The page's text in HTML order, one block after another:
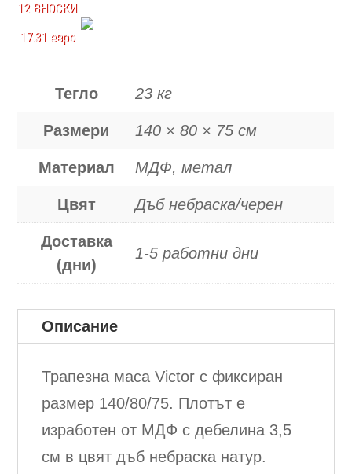
небраска
12 ВНОСКИ
17.31 евро
Тегло 23 кг
Размери 140 × 80 × 75 см
Материал МДФ, метал
Цвят Дъб небраска/черен
Доставка
(дни)
1-5 работни дни
Описание
Трапезна маса Victor с фиксиран
размер 140/80/75. Плотът е
изработен от МДФ с дебелина 3,5
см в цвят дъб небраска натур.